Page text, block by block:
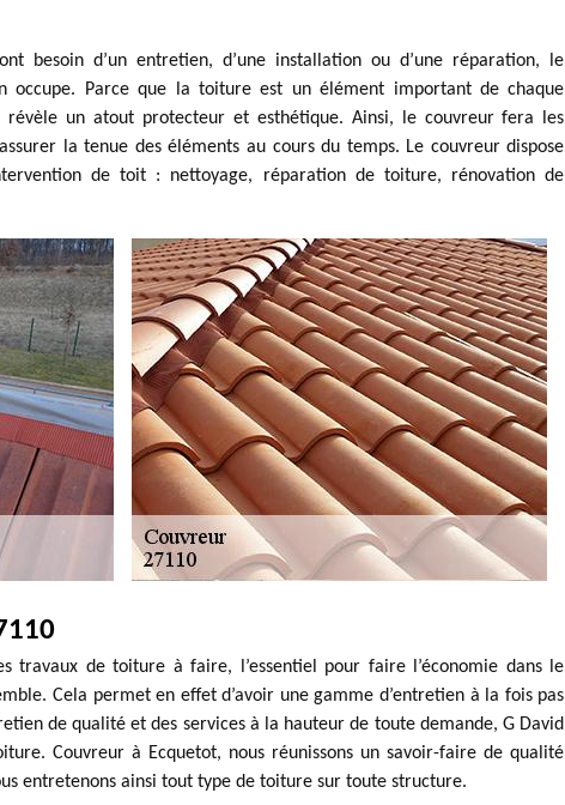
besoin d’un entretien, d’une installation ou d’une réparation, le
occupe. Parce que la toiture est un élément important de chaque
révèle un atout protecteur et esthétique. Ainsi, le couvreur fera les
la tenue des éléments au cours du temps. Le couvreur dispose
de toit : nettoyage, réparation de toiture, rénovation de
travaux de toiture à faire, l’essentiel pour faire l’économie dans le
Cela permet en effet d’avoir une gamme d’entretien à la fois pas
de qualité et des services à la hauteur de toute demande, G David
Couvreur à Ecquetot, nous réunissons un savoir-faire de qualité
entretenons ainsi tout type de toiture sur toute structure.